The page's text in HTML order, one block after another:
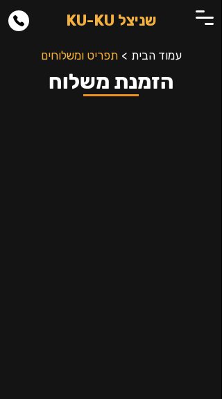
שניצל KU-KU
עמוד הבית > תפריט ומשלוחים
הזמנת משלוח